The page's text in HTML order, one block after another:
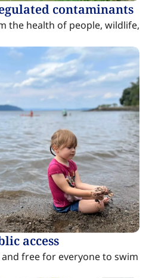
the health of people, wildlife,
free for everyone to swim